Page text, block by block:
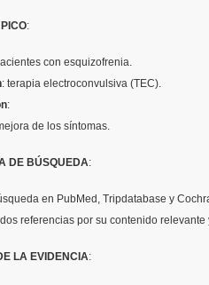
PICO:
con esquizofrenia
: terapia electroconvulsiva (TEC).
:
de los síntomas
DE BÚSQUEDA:
en PubMed Tripdatabase y
dos referencias por su contenido relevante
LA EVIDENCIA: